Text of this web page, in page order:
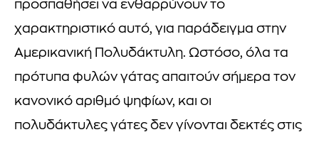
προσπαθήσει να ενθαρρύνουν το
χαρακτηριστικό αυτό, για παράδειγμα στην
Αμερικανική Πολυδάκτυλη. Ωστόσο, όλα τα
πρότυπα φυλών γάτας απαιτούν σήμερα τον
κανονικό αριθμό ψηφίων, και οι
πολυδάκτυλες γάτες δεν γίνονται δεκτές στις